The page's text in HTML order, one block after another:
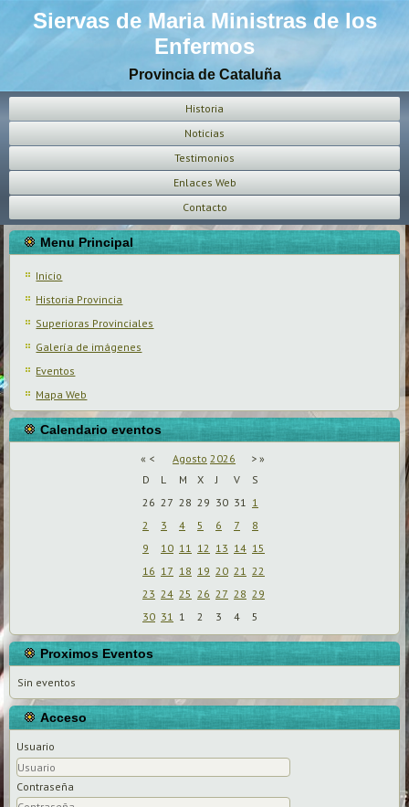
Siervas de Maria Ministras de los
Enfermos
Provincia de Cataluña
Historia
Noticias
Testimonios
Enlaces Web
Contacto
Menu Principal
Inicio
Historia Provincia
Superioras Provinciales
Galería de imágenes
Eventos
Mapa Web
Calendario eventos
« < Agosto 2026 > »
D
L M X J V
S
26 27 28 29 30 31 1
2
3 4 5 6 7
8
9
10 11 12 13 14 15
16 17 18 19 20 21 22
23 24 25 26 27 28 29
30 31 1 2 3 4 5
Proximos Eventos
Sin eventos
Acceso
Usuario
Contraseña